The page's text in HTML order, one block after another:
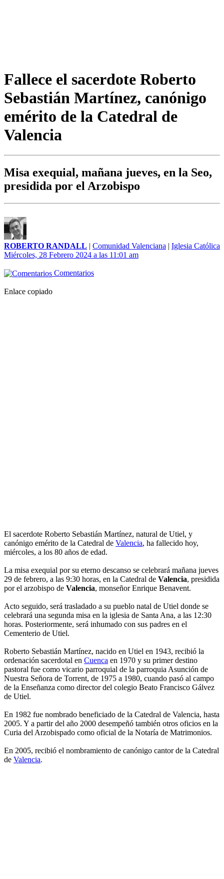
Fallece el sacerdote Roberto
Sebastián Martínez, canónigo
emérito de la Catedral de
Valencia
Misa exequial, mañana jueves, en la Seo,
presidida por el Arzobispo
ROBERTO RANDALL | Comunidad Valenciana | Iglesia Católica
Miércoles, 28 Febrero 2024 a las 11:01 am
Comentarios
Enlace copiado
El sacerdote Roberto Sebastián Martínez, natural de Utiel, y
canónigo emérito de la Catedral de Valencia, ha fallecido hoy,
miércoles, a los 80 años de edad.
La misa exequial por su eterno descanso se celebrará mañana jueves
29 de febrero, a las 9:30 horas, en la Catedral de Valencia, presidida
por el arzobispo de Valencia, monseñor Enrique Benavent.
Acto seguido, será trasladado a su pueblo natal de Utiel donde se
celebrará una segunda misa en la iglesia de Santa Ana, a las 12:30
horas. Posteriormente, será inhumado con sus padres en el
Cementerio de Utiel.
Roberto Sebastián Martínez, nacido en Utiel en 1943, recibió la
ordenación sacerdotal en Cuenca en 1970 y su primer destino
pastoral fue como vicario parroquial de la parroquia Asunción de
Nuestra Señora de Torrent, de 1975 a 1980, cuando pasó al campo
de la Enseñanza como director del colegio Beato Francisco Gálvez
de Utiel.
En 1982 fue nombrado beneficiado de la Catedral de Valencia, hasta
2005. Y a partir del año 2000 desempeñó también otros oficios en la
Curia del Arzobispado como oficial de la Notaría de Matrimonios.
En 2005, recibió el nombramiento de canónigo cantor de la Catedral
de Valencia.